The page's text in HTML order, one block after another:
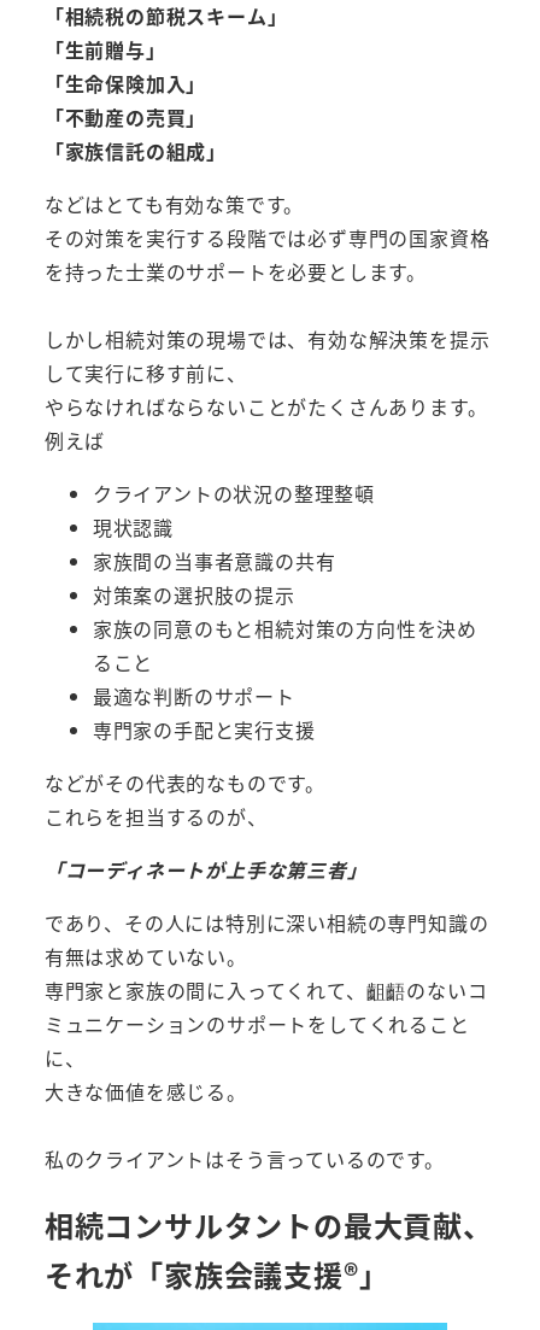
「相続税の節税スキーム」
「生前贈与」
「生命保険加入」
「不動産の売買」
「家族信託の組成」
などはとても有効な策です。
その対策を実行する段階では必ず専門の国家資格
を持った士業のサポートを必要とします。
しかし相続対策の現場では、有効な解決策を提示
して実行に移す前に、
やらなければならないことがたくさんあります。
例えば
クライアントの状況の整理整頓
現状認識
家族間の当事者意識の共有
対策案の選択肢の提示
家族の同意のもと相続対策の方向性を決め
ること
最適な判断のサポート
専門家の手配と実行支援
などがその代表的なものです。
これらを担当するのが、
「コーディネートが上手な第三者」
であり、その人には特別に深い相続の専門知識の
有無は求めていない。
専門家と家族の間に入ってくれて、齟齬のないコ
ミュニケーションのサポートをしてくれること
に、
大きな価値を感じる。
私のクライアントはそう言っているのです。
相続コンサルタントの最大貢献、
それが「家族会議支援®︎」